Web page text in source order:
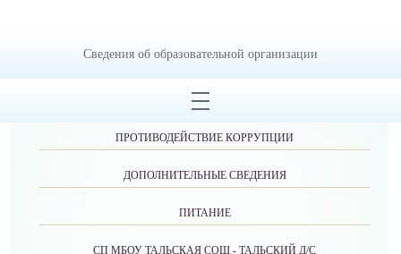
ОБРАЩЕНИЯ ГРАЖДАН
ПРОТИВОДЕЙСТВИЕ КОРРУПЦИИ
ДОПОЛНИТЕЛЬНЫЕ СВЕДЕНИЯ
ПИТАНИЕ
СП МБОУ ТАЛЬСКАЯ СОШ - ТАЛЬСКИЙ Д/С
Сведения об образовательной организации